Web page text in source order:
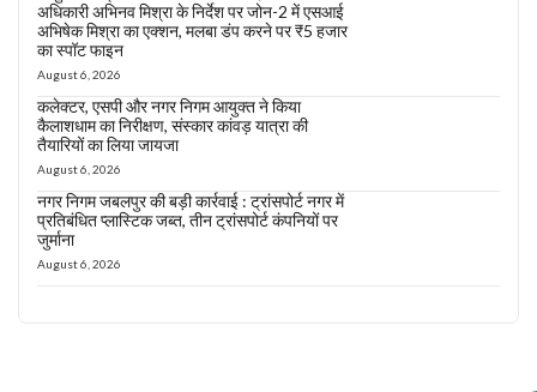
अधिकारी अभिनव मिश्रा के निर्देश पर जोन-2 में एसआई
अभिषेक मिश्रा का एक्शन, मलबा डंप करने पर ₹5 हजार
का स्पॉट फाइन
August 6, 2026
कलेक्टर, एसपी और नगर निगम आयुक्त ने किया
कैलाशधाम का निरीक्षण, संस्कार कांवड़ यात्रा की
तैयारियों का लिया जायजा
August 6, 2026
नगर निगम जबलपुर की बड़ी कार्रवाई : ट्रांसपोर्ट नगर में
प्रतिबंधित प्लास्टिक जब्त, तीन ट्रांसपोर्ट कंपनियों पर
जुर्माना
August 6, 2026